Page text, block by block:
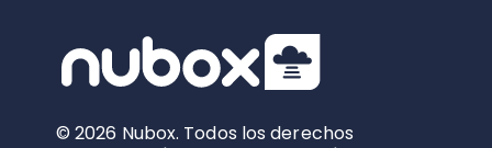
© 2026 Nubox. Todos los derechos